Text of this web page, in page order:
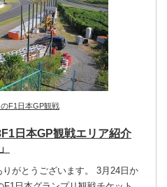
F1日本GP観戦
日本GP観戦エリア紹介
がとうございます。 3月24日か